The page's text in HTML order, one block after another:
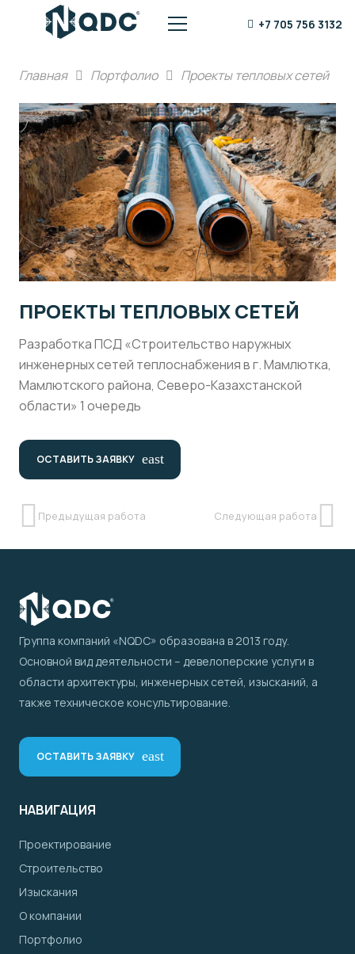
+7 705 756 3132
Главная Портфолио Проекты тепловых сетей
ПРОЕКТЫ ТЕПЛОВЫХ СЕТЕЙ
Разработка ПСД «Строительство наружных
инженерных сетей теплоснабжения в г. Мамлютка,
Мамлютского района, Северо-Казахстанской
области» 1 очередь
ОСТАВИТЬ ЗАЯВКУ east
Предыдущая работа Следующая работа
Группа компаний «NQDC» образована в 2013 году.
Основной вид деятельности – девелоперские услуги в
области архитектуры, инженерных сетей, изысканий, а
также техническое консультирование.
ОСТАВИТЬ ЗАЯВКУ east
НАВИГАЦИЯ
Проектирование
Строительство
Изыскания
О компании
Портфолио